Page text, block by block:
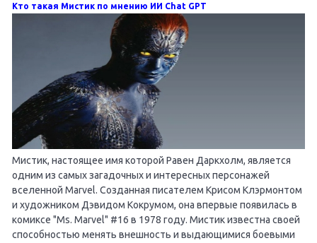
Кто такая Мистик по мнению ИИ Chat GPT
Мистик, настоящее имя которой Равен Даркхолм, является
одним из самых загадочных и интересных персонажей
вселенной Marvel. Созданная писателем Крисом Клэрмонтом
и художником Дэвидом Кокрумом, она впервые появилась в
комиксе "Ms. Marvel" #16 в 1978 году. Мистик известна своей
способностью менять внешность и выдающимися боевыми